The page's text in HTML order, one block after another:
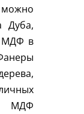
Дуба,
МДФ в
МДФ